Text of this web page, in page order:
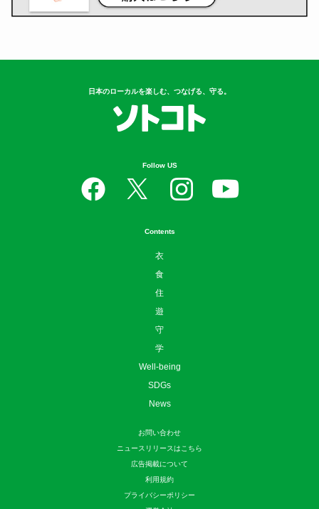
5
日本のローカルを楽しむ、つなげる、守る。
Follow US
Contents
衣
食
住